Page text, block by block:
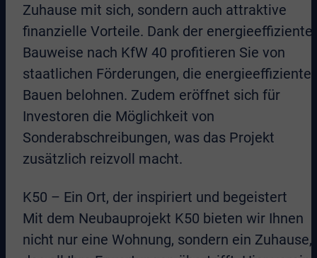
Zuhause mit sich, sondern auch attraktive
finanzielle Vorteile. Dank der
Bauweise nach KfW 40 profitieren Sie von
staatlichen Förderungen, die
Bauen belohnen. Zudem eröffnet sich für
Investoren die Möglichkeit von
Sonderabschreibungen, was das Projekt
zusätzlich reizvoll macht.
K50 – Ein Ort, der inspiriert und begeistert
Mit dem Neubauprojekt K50 bieten wir Ihnen
nicht nur eine Wohnung, sondern ein Zuhause,